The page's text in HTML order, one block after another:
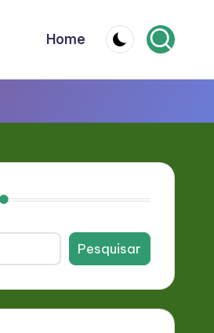
Home
Pesquisar